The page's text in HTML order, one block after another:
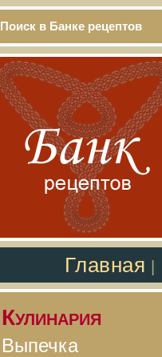
Поиск в Банке рецептов
Главная
Кулинария
Выпечка